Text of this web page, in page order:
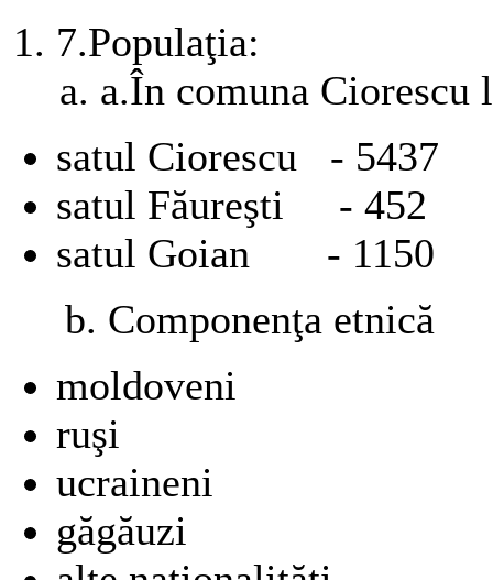
7.Populaţia:
a.În comuna Ciorescu
satul Ciorescu - 5437
satul Făureşti - 452
satul Goian - 1150
b. Componenţa etnică
moldoveni
ruşi
ucraineni
găgăuzi